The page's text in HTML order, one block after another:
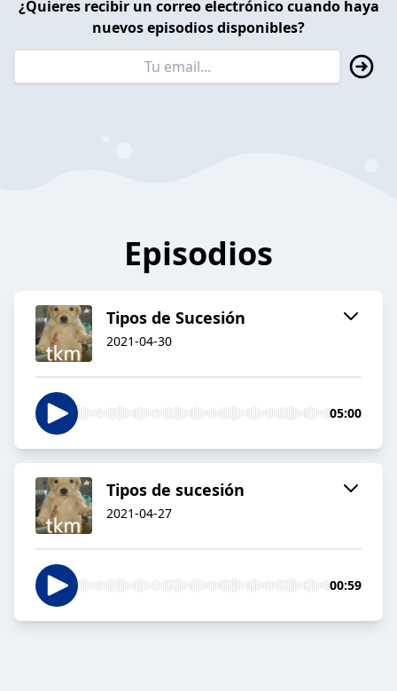
¿Quieres recibir un correo electrónico cuando haya
nuevos episodios disponibles?
Episodios
Tipos de Sucesión
2021-04-30
05:00
Tipos de sucesión
2021-04-27
00:59